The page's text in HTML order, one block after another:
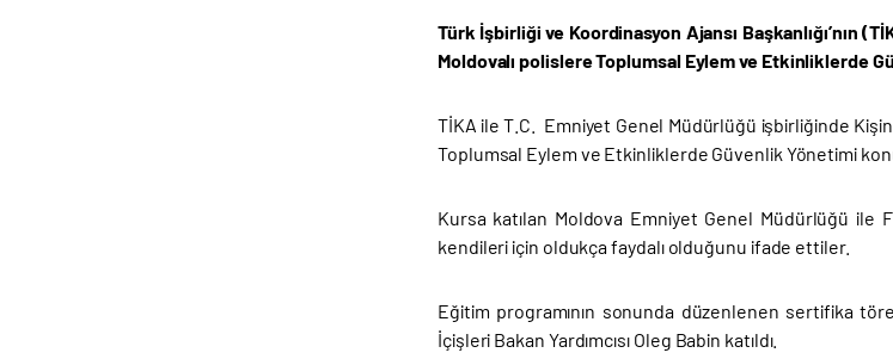
Türk İşbirliği ve Koordinasyon Ajansı Başkanlığı’nın
Moldovalı polislereToplumsal Eylem ve Etkinliklerde
TİKA ile T.C. Emniyet Genel Müdürlüğü işbirliğinde
Toplumsal Eylem ve Etkinliklerde Güvenlik Yönetimi
Kursa katılan Moldova Emniyet Genel Müdürlüğü ile
kendileri için oldukça faydalı olduğunu ifade ettiler.
Eğitim programının sonunda düzenlenen sertifika
İçişleri Bakan Yardımcısı Oleg Babin katıldı.